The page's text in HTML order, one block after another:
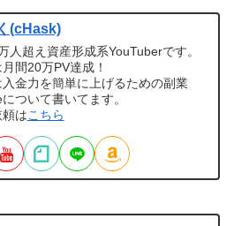
(cHask)
人超え資産形成系YouTuberです。
間20万PV達成！
金力を簡単に上げるための副業
ついて書いてます。
はこちら